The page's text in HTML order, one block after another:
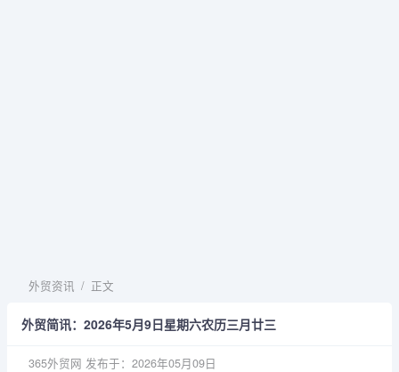
外贸资讯 / 正文
外贸简讯：2026年5月9日星期六农历三月廿三
365外贸网 发布于：2026年05月09日